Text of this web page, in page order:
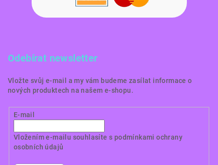
Odebírat newsletter
Vložte svůj e-mail a my vám budeme zasílat informace o
nových produktech na našem e-shopu.
E-mail
Vložením e-mailu souhlasíte s podmínkami ochrany
osobních údajů